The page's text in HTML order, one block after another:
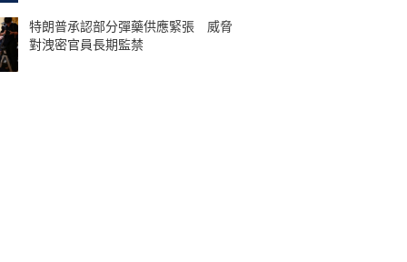
特朗普承認部分彈藥供應緊張 威脅
對洩密官員長期監禁